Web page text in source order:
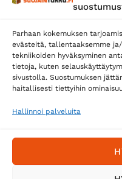
Parhaan kokemuksen
evästeitä, tallentaaksemme
tekniikoiden hyväksyminen
tietoja, kuten
sivustolla. Suostumuksen
haitallisesti tiettyihin
Hallinnoi palveluita
Toimitustavat
Posti
Matkahuolto